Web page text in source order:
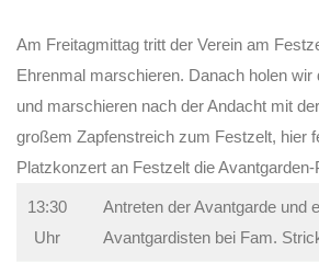
Am Freitagmittag tritt der Verein am
Ehrenmal marschieren. Danach holen wir
und marschieren nach der Andacht mit
großem Zapfenstreich zum Festzelt, hier
Platzkonzert an Festzelt die
13:30
Uhr
Antreten der Avantgarde und
Avantgardisten bei Fam.